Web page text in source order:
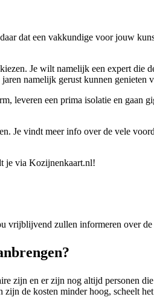
dat een vakkundige voor jouw
Je wilt namelijk een expert die
namelijk gerust kunnen
een prima isolatie en gaan
Je vindt meer info over de vele
je via Kozijnenkaart.nl!
vrijblijvend zullen informeren over
zijn en er zijn nog altijd personen
de kosten minder hoog, scheelt